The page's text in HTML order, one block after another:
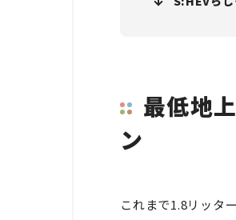
最低地
ン
これまで1.8リッタ